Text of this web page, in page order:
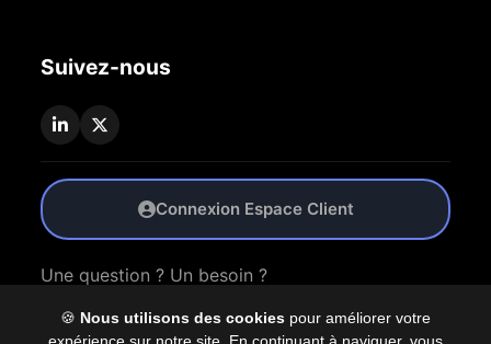
🍪 Nous utilisons des cookies pour améliorer votre
Suivez-nous
Connexion Espace Client
Une question ? Un besoin ?
Nous Contacter